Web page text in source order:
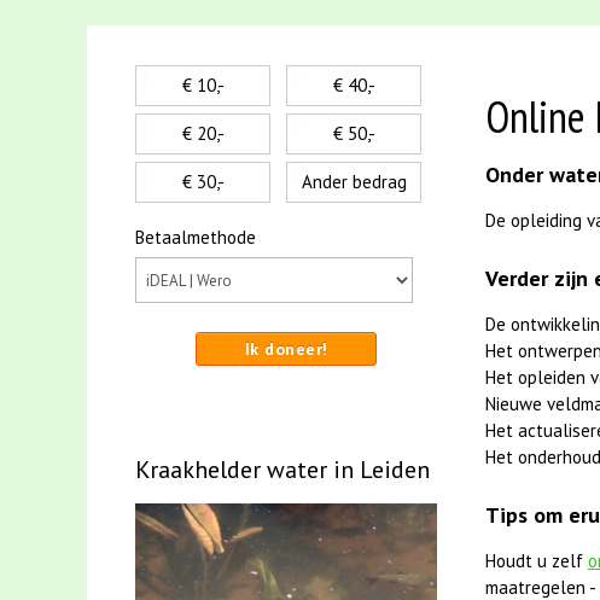
Online
Onder
De opleiding
Verder zijn
De
Het
Het opleiden
Nieuwe
Het
Het
Tips om
Houdt u zelf
maatregelen
€ 10,-
€ 20,-
€ 30,-
€ 40,-
€ 50,-
Ander bedrag
Betaalmethode
Ik doneer!
Kraakhelder water in Leiden